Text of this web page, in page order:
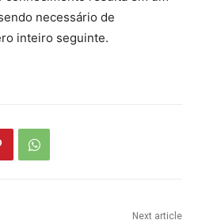
necessário de
inteiro seguinte.
Next article